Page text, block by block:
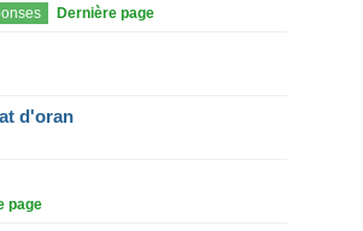
Dernière page
d'oran
page